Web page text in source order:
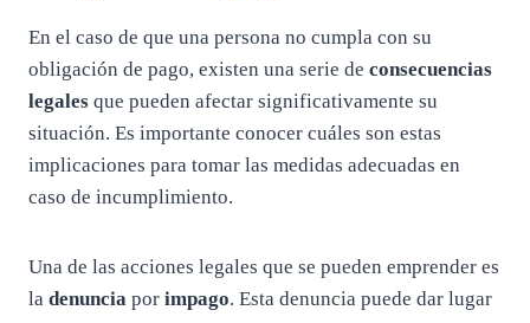
En el caso de que una persona no cumpla con su
obligación de pago, existen una serie de consecuencias
legales que pueden afectar significativamente su
situación. Es importante conocer cuáles son estas
implicaciones para tomar las medidas adecuadas en
caso de incumplimiento.
Una de las acciones legales que se pueden emprender es
la denuncia por impago. Esta denuncia puede dar lugar